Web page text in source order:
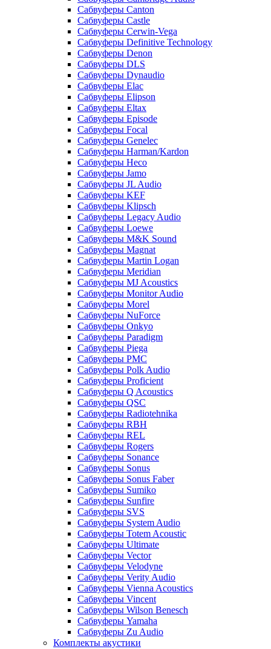
Сабвуферы Canton
Сабвуферы Castle
Сабвуферы Cerwin-Vega
Сабвуферы Definitive Technology
Сабвуферы Denon
Сабвуферы DLS
Сабвуферы Dynaudio
Сабвуферы Elac
Сабвуферы Elipson
Сабвуферы Eltax
Сабвуферы Episode
Сабвуферы Focal
Сабвуферы Genelec
Сабвуферы Harman/Kardon
Сабвуферы Heco
Сабвуферы Jamo
Сабвуферы JL Audio
Сабвуферы KEF
Сабвуферы Klipsch
Сабвуферы Legacy Audio
Сабвуферы Loewe
Сабвуферы M&K Sound
Сабвуферы Magnat
Сабвуферы Martin Logan
Сабвуферы Meridian
Сабвуферы MJ Acoustics
Сабвуферы Monitor Audio
Сабвуферы Morel
Сабвуферы NuForce
Сабвуферы Onkyo
Сабвуферы Paradigm
Сабвуферы Piega
Сабвуферы PMC
Сабвуферы Polk Audio
Сабвуферы Proficient
Сабвуферы Q Acoustics
Сабвуферы QSC
Сабвуферы Radiotehnika
Сабвуферы RBH
Сабвуферы REL
Сабвуферы Rogers
Сабвуферы Sonance
Сабвуферы Sonus
Сабвуферы Sonus Faber
Сабвуферы Sumiko
Сабвуферы Sunfire
Сабвуферы SVS
Сабвуферы System Audio
Сабвуферы Totem Acoustic
Сабвуферы Ultimate
Сабвуферы Vector
Сабвуферы Velodyne
Сабвуферы Verity Audio
Сабвуферы Vienna Acoustics
Сабвуферы Vincent
Сабвуферы Wilson Benesch
Сабвуферы Yamaha
Сабвуферы Zu Audio
Комплекты акустики